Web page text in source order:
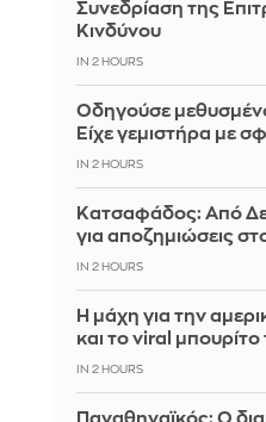
Συνεδρίαση της
Κινδύνου
IN 2 HOURS
Οδηγούσε
Είχε γεμιστήρα με
IN 2 HOURS
Κατσαφάδος: Από
για αποζημιώσεις
IN 2 HOURS
Η μάχη για την
και το viral
IN 2 HOURS